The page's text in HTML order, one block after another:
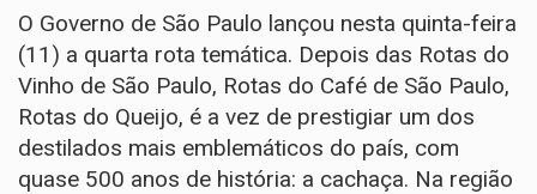
O Governo de São Paulo lançou nesta quinta-feira
(11) a quarta rota temática. Depois das Rotas do
Vinho de São Paulo, Rotas do Café de São Paulo,
Rotas do Queijo, é a vez de prestigiar um dos
destilados mais emblemáticos do país, com
quase 500 anos de história: a cachaça. Na região